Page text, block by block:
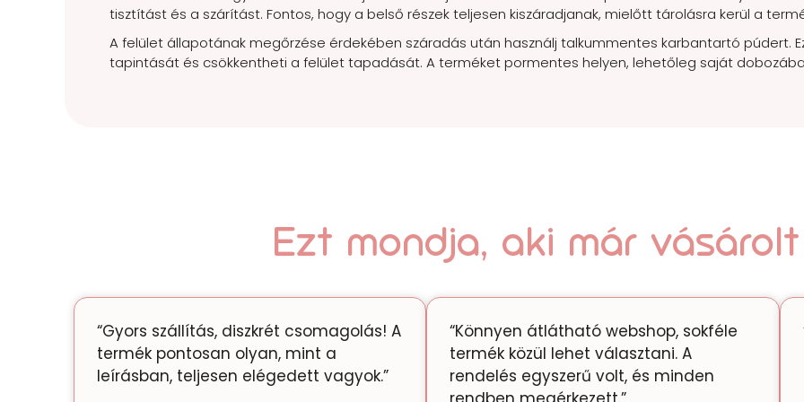
tisztítást és a szárítást. Fontos, hogy a belső részek teljesen kiszáradjanak, mielőtt tárolásra kerül a
A felület állapotának megőrzése érdekében száradás után használj talkummentes karbantartó púdert.
tapintását és csökkentheti a felület tapadását. A terméket pormentes helyen, lehetőleg saját
Ezt mondja, aki már
“Gyors szállítás, diszkrét csomagolás! A
termék pontosan olyan, mint a
leírásban, teljesen elégedett vagyok.”
“Könnyen átlátható webshop, sokféle
termék közül lehet választani. A
rendelés egyszerű volt, és minden